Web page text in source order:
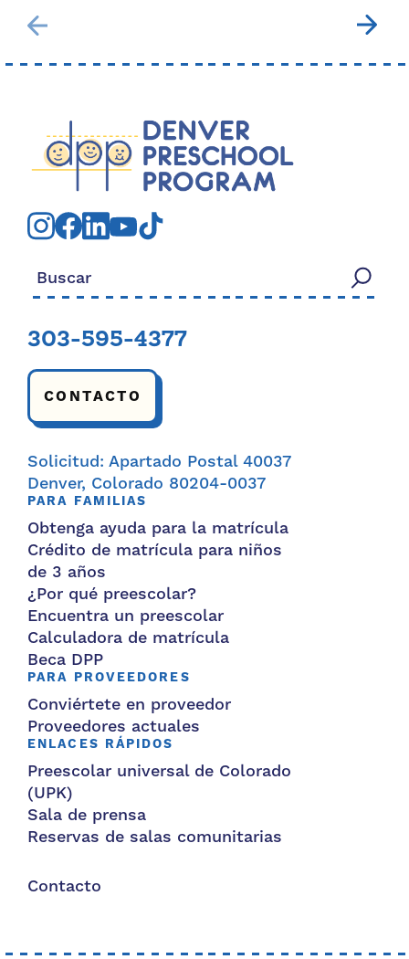
Buscar:
303-595-4377
CONTACTO
Solicitud: Apartado Postal 40037
Denver, Colorado 80204-0037
PARA FAMILIAS
Obtenga ayuda para la matrícula
Crédito de matrícula para niños
de 3 años
¿Por qué preescolar?
Encuentra un preescolar
Calculadora de matrícula
Beca DPP
PARA PROVEEDORES
Conviértete en proveedor
Proveedores actuales
ENLACES RÁPIDOS
Preescolar universal de Colorado
(UPK)
Sala de prensa
Reservas de salas comunitarias
Contacto